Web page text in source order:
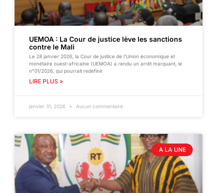
UEMOA : La Cour de justice lève les sanctions
contre le Mali
Le 28 janvier 2026, la Cour de justice de l’Union économique et
monétaire ouest-africaine (UEMOA) a rendu un arrêt marquant, le
n°01/2026, qui pourrait redéfinir
LIRE PLUS »
janvier 31, 2026 Aucun commentaire
A LA UNE